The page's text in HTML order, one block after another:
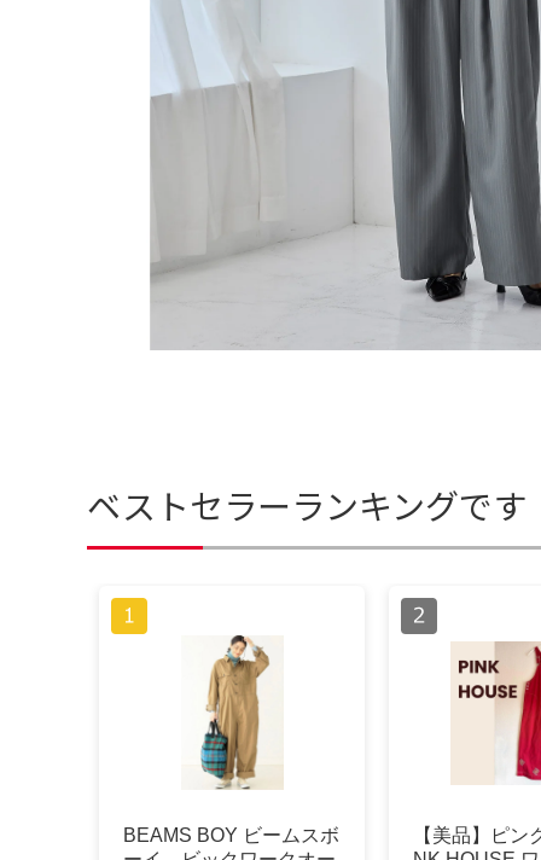
ベストセラーランキングです
BEAMS BOY ビームスボ
【美品】ピン